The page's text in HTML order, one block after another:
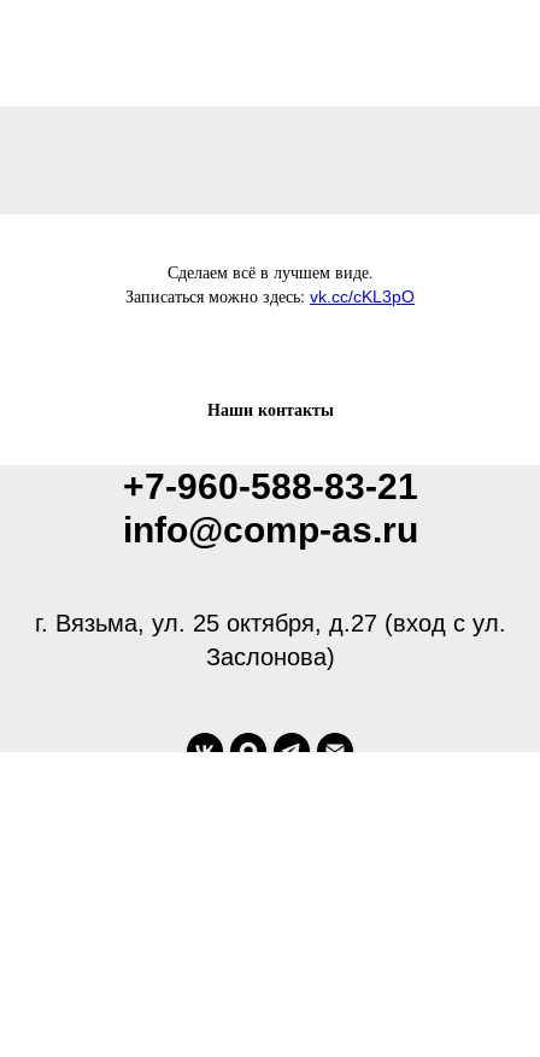
Сделаем всё в лучшем виде.
Записаться можно здесь: vk.cc/cKL3pO
Наши контакты
+7-960-588-83-21
info@comp-as.ru
г. Вязьма, ул. 25 октября, д.27 (вход с ул.
Заслонова)